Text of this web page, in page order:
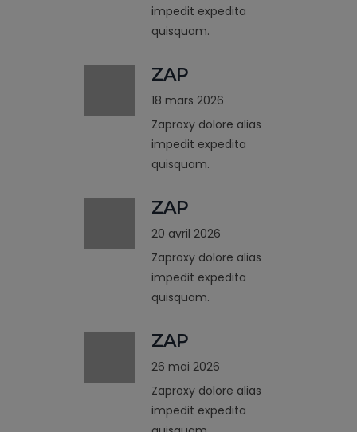
impedit expedita
quisquam.
ZAP
18 mars 2026
Zaproxy dolore alias
impedit expedita
quisquam.
ZAP
20 avril 2026
Zaproxy dolore alias
impedit expedita
quisquam.
ZAP
26 mai 2026
Zaproxy dolore alias
impedit expedita